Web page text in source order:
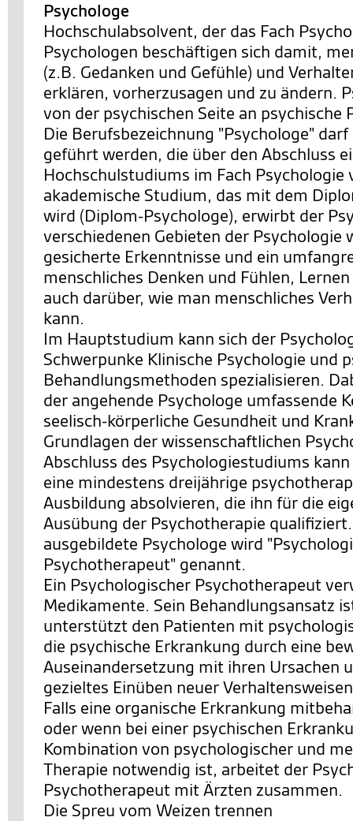
Psychologe
Hochschulabsolvent, der das Fach
Psychologen beschäftigen sich damit,
(z.B. Gedanken und Gefühle) und
erklären, vorherzusagen und zu ändern.
von der psychischen Seite an psychische
Die Berufsbezeichnung "Psychologe"
geführt werden, die über den Abschluss
Hochschulstudiums im Fach Psychologie
akademische Studium, das mit dem
wird (Diplom-Psychologe), erwirbt der
verschiedenen Gebieten der Psychologie
gesicherte Erkenntnisse und ein
menschliches Denken und Fühlen,
auch darüber, wie man menschliches
kann.
Im Hauptstudium kann sich der
Schwerpunke Klinische Psychologie und
Behandlungsmethoden spezialisieren.
der angehende Psychologe umfassende
seelisch-körperliche Gesundheit und
Grundlagen der wissenschaftlichen
Abschluss des Psychologiestudiums
eine mindestens dreijährige
Ausbildung absolvieren, die ihn für die
Ausübung der Psychotherapie
ausgebildete Psychologe wird
Psychotherapeut" genannt.
Ein Psychologischer Psychotherapeut
Medikamente. Sein Behandlungsansatz
unterstützt den Patienten mit
die psychische Erkrankung durch eine
Auseinandersetzung mit ihren Ursachen
gezieltes Einüben neuer
Falls eine organische Erkrankung
oder wenn bei einer psychischen
Kombination von psychologischer und
Therapie notwendig ist, arbeitet der
Psychotherapeut mit Ärzten zusammen.
Die Spreu vom Weizen trennen